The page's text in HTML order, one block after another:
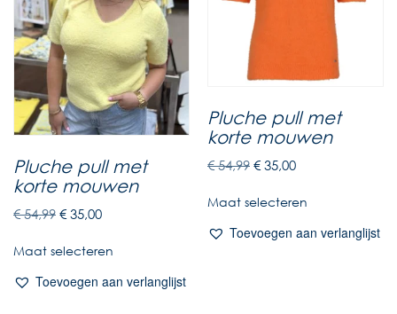
Pluche pull met
korte mouwen
€54,99 € 35,00
Maat selecteren
Toevoegen aan verlanglijst
Pluche pull met
korte mouwen
€54,99 € 35,00
Maat selecteren
Toevoegen aan verlanglijst